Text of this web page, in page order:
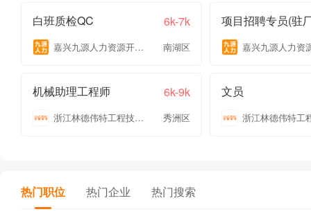
白班质检QC 6k-7k
嘉兴九源人力资源开发有限公司 南湖区
项目招聘专员(驻
机械助理工程师 6k-9k
浙江林德伟特工程技术有限公司 秀洲区
文员
热门职位 热门企业 热门搜索